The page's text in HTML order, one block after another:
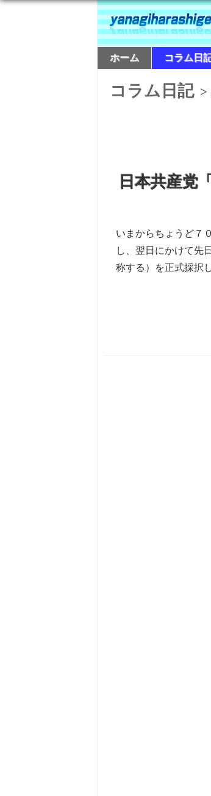
ホーム コラム日
コラム日記>
日本共産党
いまからちょうど７
し、翌日にかけて先
称する）を正式採択